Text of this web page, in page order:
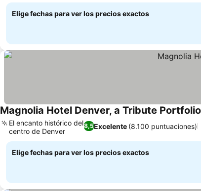
Elige fechas para ver los precios exactos
Magnolia Hotel Denver, a Tribute
8,5Excelente (8.100 puntuaciones)
El encanto histórico del
centro de Denver
Elige fechas para ver los precios exactos